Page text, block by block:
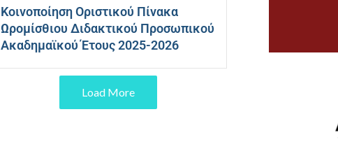
Κοινοποίηση Οριστικού Πίνακα
Ωρομίσθιου Διδακτικού Προσωπικού
Ακαδημαϊκού Έτους 2025-2026
Load More